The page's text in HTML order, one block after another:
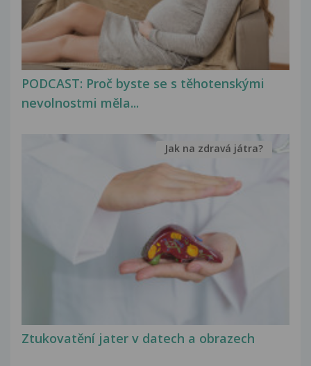
PODCAST: Proč byste se s těhotenskými
nevolnostmi měla...
Ztukovatění jater v datech a obrazech
Jak na zdravá játra?